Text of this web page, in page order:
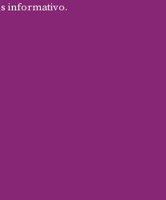
informativo.